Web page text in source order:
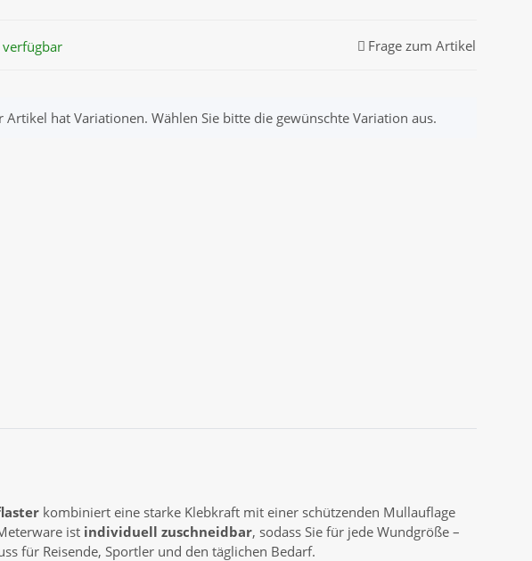
Frage zum Artikel
Artikel hat Variationen. Wählen Sie bitte die gewünschte Variation aus.
kombiniert eine starke Klebkraft mit einer schützenden Mullauflage
ist individuell zuschneidbar, sodass Sie für jede Wundgröße –
für Reisende, Sportler und den täglichen Bedarf.